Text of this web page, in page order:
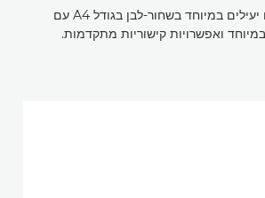
מכשירים רב-תכליתיים יעילים במיוחד בשחור-לבן בגודל A4 עם
ואפשרויות קישוריות מתקדמות.